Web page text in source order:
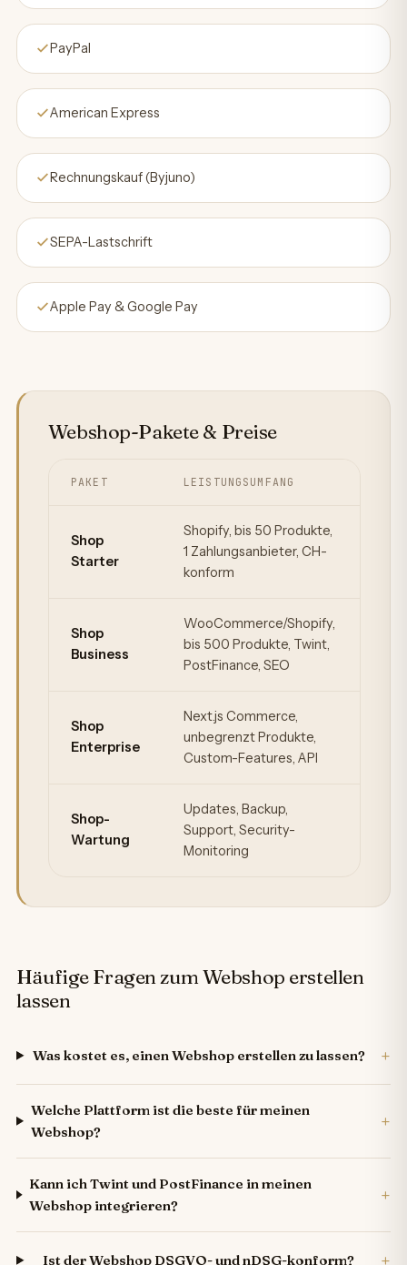
PayPal
American Express
Rechnungskauf (Byjuno)
SEPA-Lastschrift
Apple Pay & Google Pay
Webshop-Pakete & Preise
PAKET LEISTUNGSUMFANG
Shop
Starter
Shopify, bis 50 Produkte,
1 Zahlungsanbieter, CH-
konform
Shop
Business
WooCommerce/Shopify,
bis 500 Produkte, Twint,
PostFinance, SEO
Shop
Enterprise
Next.js Commerce,
unbegrenzt Produkte,
Custom-Features, API
Shop-
Wartung
Updates, Backup,
Support, Security-
Monitoring
Häufige Fragen zum Webshop erstellen
lassen
Was kostet es, einen Webshop erstellen zu lassen? +
Welche Plattform ist die beste für meinen
Webshop?
+
Kann ich Twint und PostFinance in meinen
Webshop integrieren?
+
Ist der Webshop DSGVO- und nDSG-konform? +